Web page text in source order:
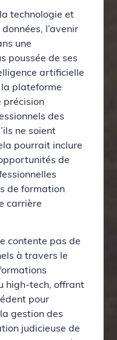
technologie et
l’avenir
une
poussée de ses
artificielle
plateforme
précision
des
ne soient
pourrait inclure
de
de formation
carrière
contente pas de
à travers le
high-tech, offrant
pour
gestion des
judicieuse de